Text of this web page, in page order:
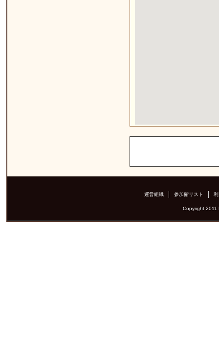
運営組織 参加館リスト
Copyright 2011